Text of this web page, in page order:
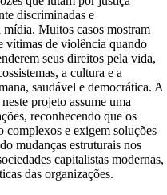
discriminadas e
Muitos casos mostram
vítimas de violência quando
seus direitos pela vida,
a cultura e a
saudável e democrática. A
projeto assume uma
reconhecendo que os
complexos e exigem soluções
mudanças estruturais nos
capitalistas modernas,
das organizações.